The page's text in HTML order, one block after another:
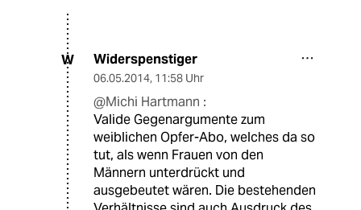
W Widerspenstiger
06.05.2014, 11:58 Uhr
@Michi Hartmann :
Valide Gegenargumente zum
weiblichen Opfer-Abo, welches da so
tut, als wenn Frauen von den
Männern unterdrückt und
ausgebeutet wären. Die bestehenden